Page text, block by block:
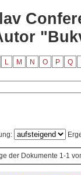
L M N O P Q
der Dokumente 1-1